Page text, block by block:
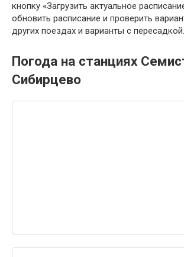
кнопку «Загрузить актуальное
обновить расписание и проверить
других поездах и варианты с пересадкой.
Погода на станциях
Сибирцево